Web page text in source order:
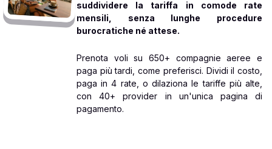
suddividere la tariffa in comode rate
mensili, senza lunghe procedure
burocratiche né attese.
Prenota voli su 650+ compagnie aeree e
paga più tardi, come preferisci. Dividi il costo,
paga in 4 rate, o dilaziona le tariffe più alte,
con 40+ provider in un'unica pagina di
pagamento.